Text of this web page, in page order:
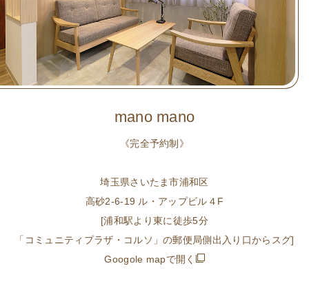
mano mano
《完全予約制》
埼玉県さいたま市浦和区
高砂2-6-19 ル・アップビル４F
[浦和駅より東に徒歩5分
「コミュニティプラザ・コルソ」の郵便局側出入り口からスグ]
Googole mapで開く